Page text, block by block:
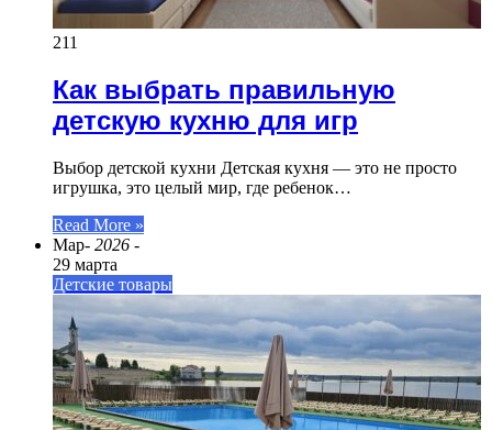
211
Как выбрать правильную
детскую кухню для игр
Выбор детской кухни Детская кухня — это не просто
игрушка, это целый мир, где ребенок…
Read More »
Мар- 2026 -
29 марта
Детские товары